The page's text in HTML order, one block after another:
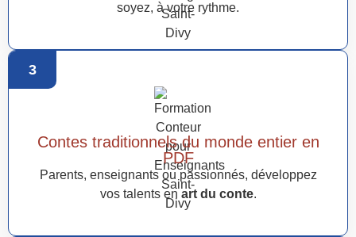
soyez, à votre rythme.
3
Contes traditionnels du monde entier en
PDF
Parents, enseignants ou passionnés, développez
vos talents en art du conte.